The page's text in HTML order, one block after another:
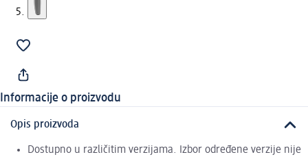
Informacije o proizvodu
Opis proizvoda
Dostupno u različitim verzijama. Izbor određene verzije nije